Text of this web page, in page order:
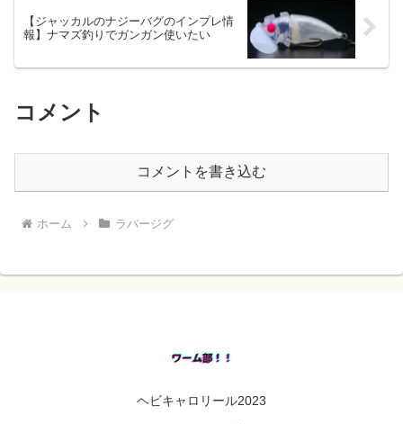
【ジャッカルのナジーバグのインプレ情
報】ナマズ釣りでガンガン使いたい
コメント
コメントを書き込む
ホーム ラバージグ
ヘビキャロリール2023